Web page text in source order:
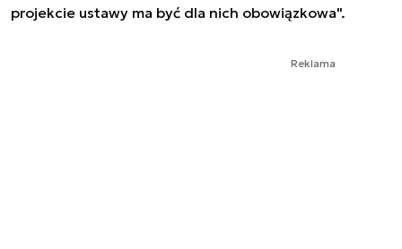
projekcie ustawy ma być dla nich obowiązkowa".
Reklama